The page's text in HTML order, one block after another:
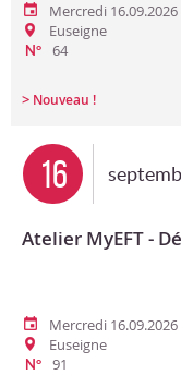
Mercredi 16.09.2026
Euseigne
N° 64
> Nouveau !
16
Atelier MyEFT -
Mercredi 16.09.2026
Euseigne
N° 91